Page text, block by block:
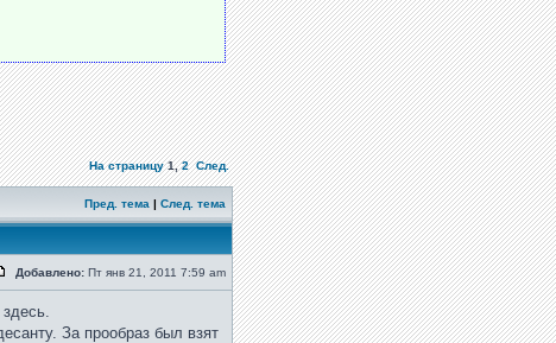
На страницу 1,2 След.
Пред. тема | След. тема
Добавлено: Пт янв 21, 2011 7:59 am
За прообраз был взят